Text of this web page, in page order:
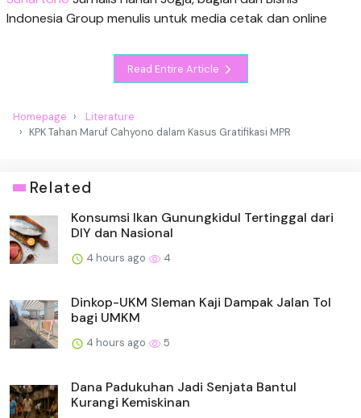
Indonesia Group menulis untuk media cetak dan online
Read Entire Article
Homepage
Literature
KPK Tahan Maruf Cahyono dalam Kasus Gratifikasi MPR
Related
Konsumsi Ikan Gunungkidul Tertinggal dari
DIY dan Nasional
4 hours ago 4
Dinkop-UKM Sleman Kaji Dampak Jalan Tol
bagi UMKM
4 hours ago 5
Dana Padukuhan Jadi Senjata Bantul
Kurangi Kemiskinan